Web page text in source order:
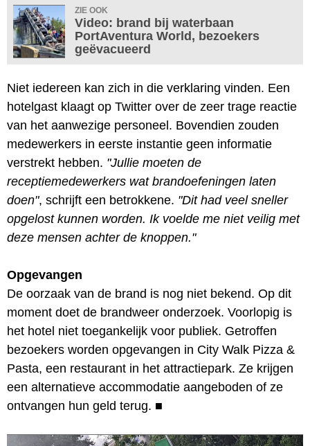
ZIE OOK
Video: brand bij waterbaan
PortAventura World, bezoekers
geëvacueerd
Niet iedereen kan zich in die verklaring vinden. Een
hotelgast klaagt op Twitter over de zeer trage reactie
van het aanwezige personeel. Bovendien zouden
medewerkers in eerste instantie geen informatie
verstrekt hebben. "Jullie moeten de
receptiemedewerkers wat brandoefeningen laten
doen", schrijft een betrokkene. "Dit had veel sneller
opgelost kunnen worden. Ik voelde me niet veilig met
deze mensen achter de knoppen."
Opgevangen
De oorzaak van de brand is nog niet bekend. Op dit
moment doet de brandweer onderzoek. Voorlopig is
het hotel niet toegankelijk voor publiek. Getroffen
bezoekers worden opgevangen in City Walk Pizza &
Pasta, een restaurant in het attractiepark. Ze krijgen
een alternatieve accommodatie aangeboden of ze
ontvangen hun geld terug. ■